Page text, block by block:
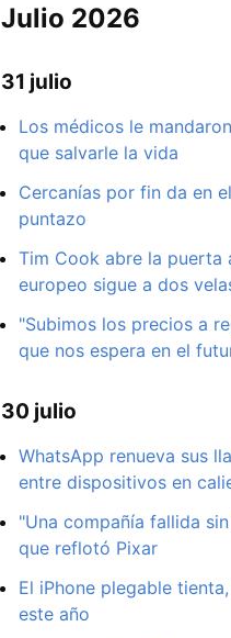
Julio 2026
31 julio
Los médicos le
que salvarle la vida
Cercanías por fin da en
puntazo
Tim Cook abre la
europeo sigue a dos
"Subimos los precios a
que nos espera en el
30 julio
WhatsApp renueva sus
entre dispositivos en
"Una compañía fallida
que reflotó Pixar
El iPhone plegable
este año